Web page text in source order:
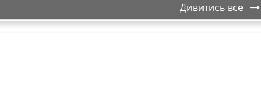
Дивитись все